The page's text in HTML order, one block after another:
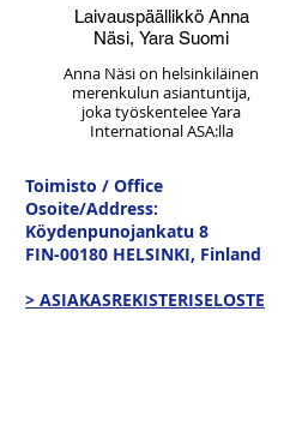
Näiden tehtävien ohella
Mäkilä on palvellut
oikeusministeriä sekä
valtiovarainministeriä
poliittisena avustajana
kolmen vuoden ajan sekä
hoitanut asianajotehtäviä
ajanjaksona.
Mäkilä on suorittanut
maisteritutkinnon
oikeustieteissä ja on
auskultoinut
Laivauspäällikkö Anna
Näsi, Yara Suomi
Anna Näsi on helsinkiläinen
merenkulun asiantuntija,
joka työskentelee Yara
International ASA:lla
laivaukset Suomessa.
Aikaisemmin Anna on
työskennellyt eri
varustamoiden
palveluksessa niin maissa
Koulutukseltaan Anna on
Toimisto / Office
Osoite/Address:
Köydenpunojankatu 8
FIN-00180 HELSINKI, Finland
> ASIAKASREKISTERISELOSTE